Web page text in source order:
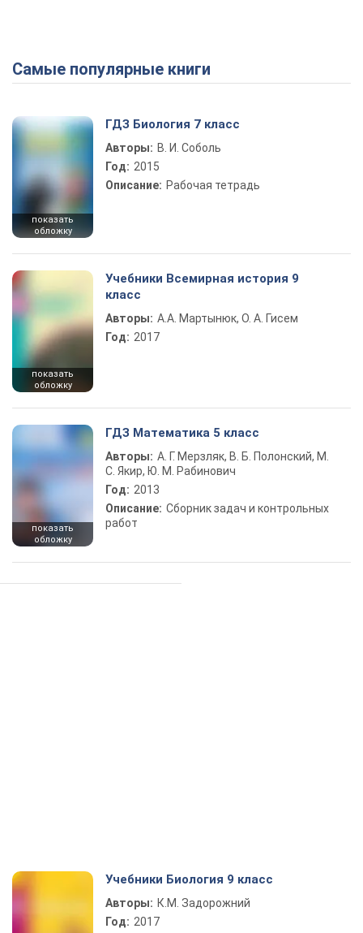
Play Video
Самые популярные книги
показать
обложку
ГДЗ Биология 7 класс
Авторы: В. И. Соболь
Год: 2015
Описание: Рабочая тетрадь
показать
обложку
Учебники Всемирная история 9
класс
Авторы: А.А. Мартынюк, О. А. Гисем
Год: 2017
показать
обложку
ГДЗ Математика 5 класс
Авторы: А. Г. Мерзляк, В. Б. Полонский, М.
С. Якир, Ю. М. Рабинович
Год: 2013
Описание: Сборник задач и контрольных
работ
Учебники Биология 9 класс
Авторы: К.М. Задорожний
Год: 2017